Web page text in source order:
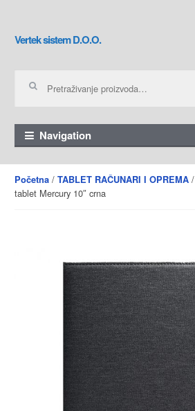
Skip to navigation
Skip to content
Vertek sistem D.O.O.
Navigation
Početna/ TABLET RAČUNARI I OPREMA/
tablet Mercury 10″ crna